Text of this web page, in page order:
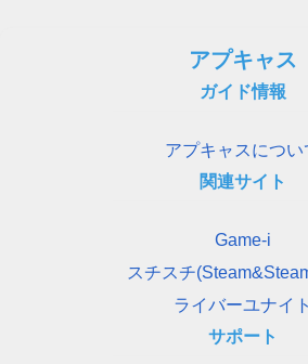
アプキャス
ガイド情報
アプキャスについ
関連サイト
Game-i
スチスチ
ライバーユナイト
サポート